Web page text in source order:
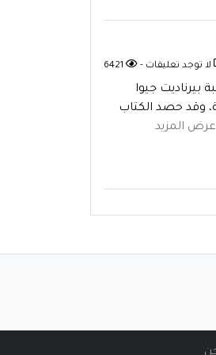
لا توجد تعليقات -
بيرناديت جيوا
وقد حصد الكتاب
عرض المزيد